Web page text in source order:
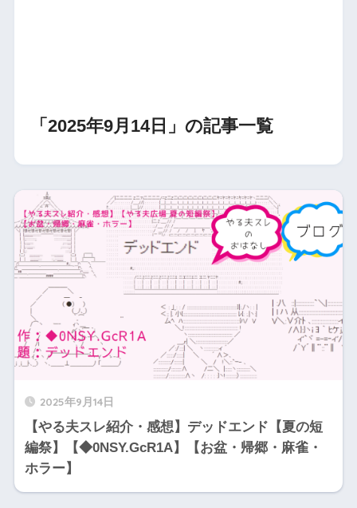
「2025年9月14日」の記事一覧
2025年9月14日
【やる夫スレ紹介・感想】デッドエンド【夏の短
編祭】【◆0NSY.GcR1A】【お盆・帰郷・麻雀・
ホラー】